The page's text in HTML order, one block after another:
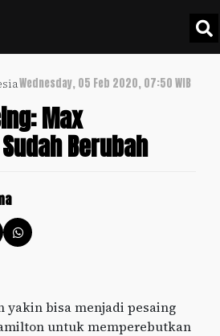
Wednesday, 05 Feb 2020, 07:50 WIB
Max
Berubah
yakin bisa menjadi pesaing
untuk memperebutkan